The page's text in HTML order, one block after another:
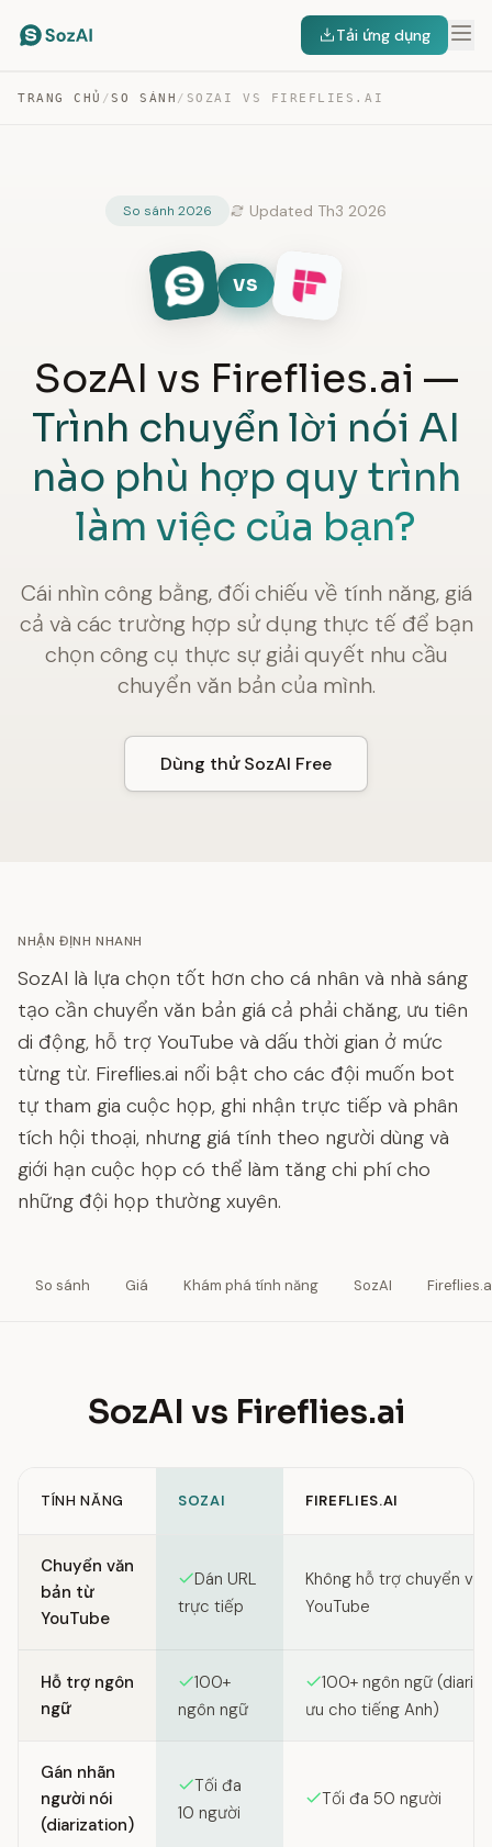
Tải ứng dụng
TRANG CHỦ /SO SÁNH / SOZAI VS FIREFLIES.AI
So sánh 2026 Updated Th3 2026
VS
SozAI vs Fireflies.ai —
Trình chuyển lời nói AI
nào phù hợp quy trình
làm việc của bạn?
Cái nhìn công bằng, đối chiếu về tính năng, giá
cả và các trường hợp sử dụng thực tế để bạn
chọn công cụ thực sự giải quyết nhu cầu
chuyển văn bản của mình.
Dùng thử SozAI Free
NHẬN ĐỊNH NHANH
SozAI là lựa chọn tốt hơn cho cá nhân và nhà sáng
tạo cần chuyển văn bản giá cả phải chăng, ưu tiên
di động, hỗ trợ YouTube và dấu thời gian ở mức
từng từ. Fireflies.ai nổi bật cho các đội muốn bot
tự tham gia cuộc họp, ghi nhận trực tiếp và phân
tích hội thoại, nhưng giá tính theo người dùng và
giới hạn cuộc họp có thể làm tăng chi phí cho
những đội họp thường xuyên.
So sánh Giá Khám phá tính năng SozAI
SozAI vs Fireflies.ai
TÍNH NĂNG SOZAI FIREFLIES.AI
Chuyển văn
bản từ
YouTube
Dán URL
trực tiếp
Không hỗ trợ chuyển
YouTube
Hỗ trợ ngôn
ngữ
100+
ngôn ngữ
100+ ngôn ngữ
ưu cho tiếng Anh)
Gán nhãn
người nói
(diarization)
Tối đa
10 người
Tối đa 50 người